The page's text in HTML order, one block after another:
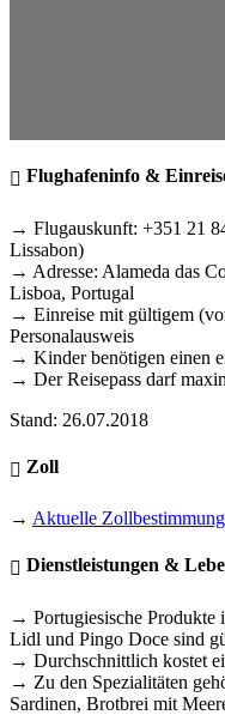
Flughafeninfo &
→ Flugauskunft: +351 21
Lissabon)
→ Adresse: Alameda das
Lisboa, Portugal
→ Einreise mit gültigem
Personalausweis
→ Kinder benötigen einen
→ Der Reisepass darf
Stand: 26.07.2018
Zoll
→ Aktuelle
Dienstleistungen &
→ Portugiesische Produkte
Lidl und Pingo Doce sind
→ Durchschnittlich kostet
→ Zu den Spezialitäten
Sardinen, Brotbrei mit